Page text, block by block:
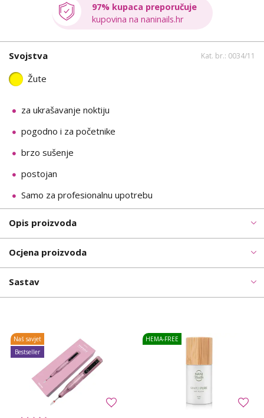
97% kupaca preporučuje
kupovina na naninails.hr
Svojstva Kat. br.: 0034/11
Žute
za ukrašavanje noktiju
pogodno i za početnike
brzo sušenje
postojan
Samo za profesionalnu upotrebu
Opis proizvoda
Ocjena proizvoda
Sastav
Naš savjet
Bestseller
HEMA-FREE